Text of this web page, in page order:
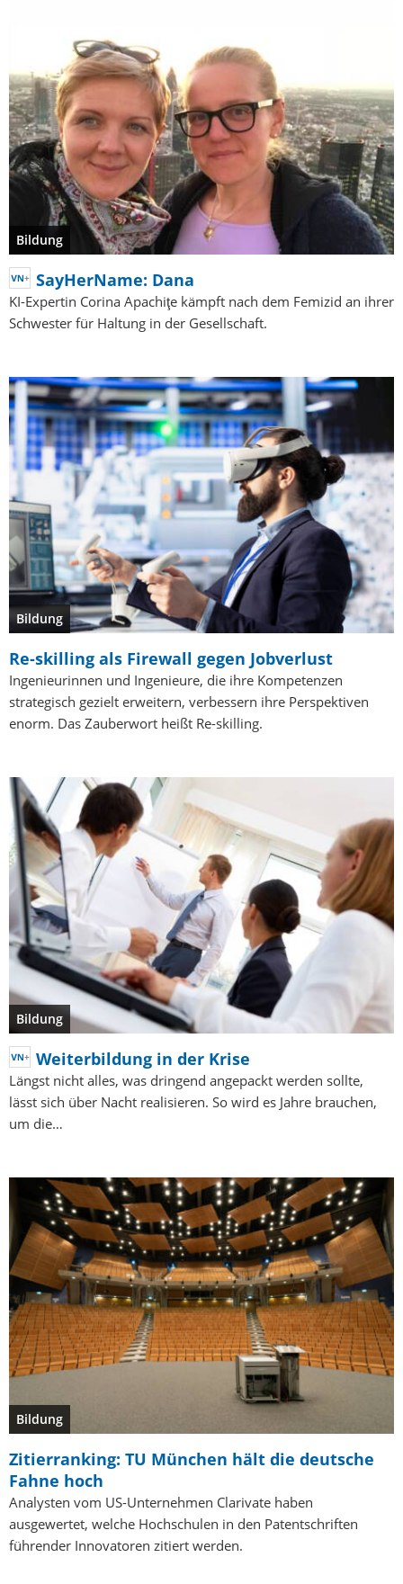
Bildung
SayHerName: Dana
KI-Expertin Corina Apachiţe kämpft nach dem Femizid an ihrer
Schwester für Haltung in der Gesellschaft.
Bildung
Re-skilling als Firewall gegen Jobverlust
Ingenieurinnen und Ingenieure, die ihre Kompetenzen
strategisch gezielt erweitern, verbessern ihre Perspektiven
enorm. Das Zauberwort heißt Re-skilling.
Bildung
Weiterbildung in der Krise
Längst nicht alles, was dringend angepackt werden sollte,
lässt sich über Nacht realisieren. So wird es Jahre brauchen,
um die…
Bildung
Zitierranking: TU München hält die deutsche
Fahne hoch
Analysten vom US-Unternehmen Clarivate haben
ausgewertet, welche Hochschulen in den Patentschriften
führender Innovatoren zitiert werden.